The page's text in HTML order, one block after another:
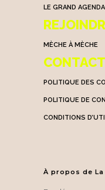
LE GRAND AGENDA
MÈCHE À MÈCHE
CONTACT
POLITIQUE DES
POLITIQUE DE
CONDITIONS
À propos de La